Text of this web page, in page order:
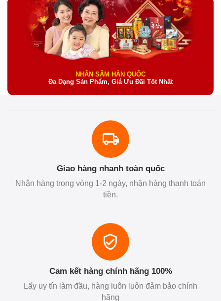
NHÂN SÂM HÀN QUỐC
Đa Dạng Sản Phẩm, Giá Ưu Đãi Tốt Nhất
Giao hàng nhanh toàn quốc
Nhận hàng trong vòng 1-2 ngày, nhận hàng thanh toán
tiền.
Cam kết hàng chính hãng 100%
Lấy uy tín làm đầu, hàng luôn luôn đảm bảo chính
hãng